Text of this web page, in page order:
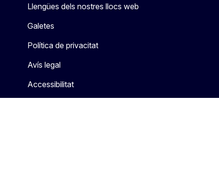
Llengües dels nostres llocs web
Galetes
Política de privacitat
Avís legal
Accessibilitat